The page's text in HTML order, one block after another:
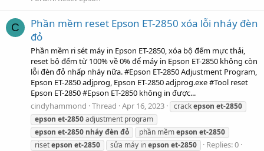
C
Phần mềm reset Epson ET-2850 xóa lỗi nháy đèn
đỏ
Phần mềm ri sét máy in Epson ET-2850, xóa bộ đếm mực thải,
reset bộ đếm từ 100% về 0% để máy in Epson ET-2850 không còn
lỗi đèn đỏ nhấp nháy nữa. #Epson ET-2850 Adjustment Program,
Epson ET-2850 adjprog, Epson ET-2850 adjprog.exe #Tool reset
Epson ET-2850 #Epson ET-2850 không in được...
cindyhammond Thread Apr 16, 2023 crackepson et-2850
epson et-2850adjustment program
epson et-2850 nháyđèn đỏ phần mềmepson et-2850
risetepson et-2850 sửa máy inepson et-2850
Replies: 0